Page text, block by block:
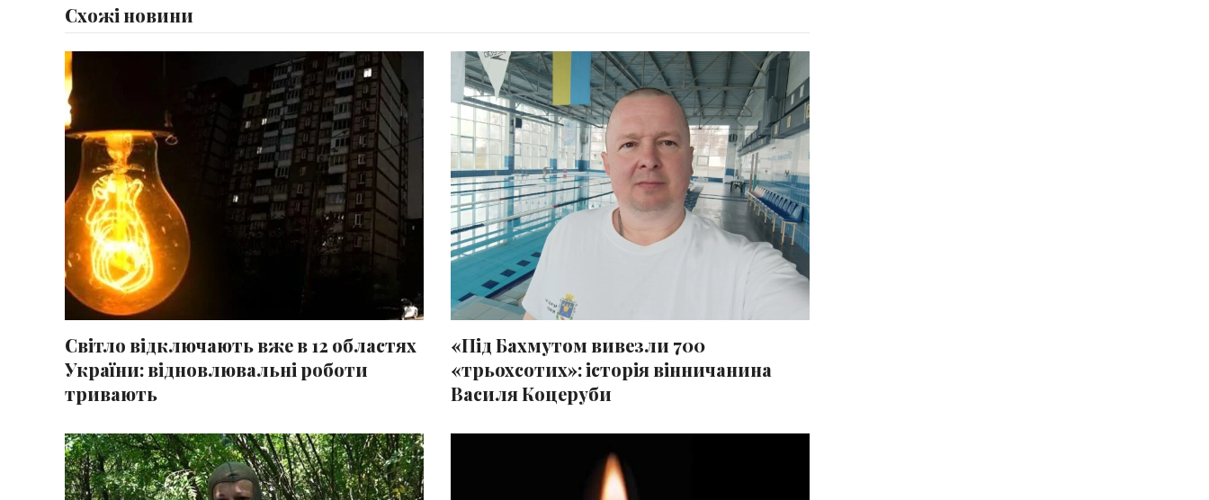
Схожі новини
Світло відключають вже в 12 областях
України: відновлювальні роботи
тривають
«Під Бахмутом вивезли 700
«трьохсотих»: історія вінничанина
Василя Коцеруби